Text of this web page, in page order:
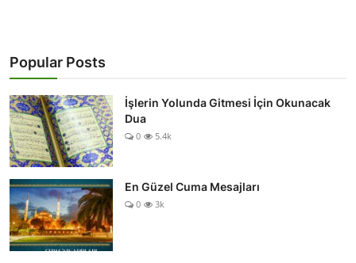
KISSADAN HİSSE
DİNİ BİLGİLER
Popular Posts
İşlerin Yolunda Gitmesi İçin Okunacak
Dua
0 5.4k
En Güzel Cuma Mesajları
0 3k